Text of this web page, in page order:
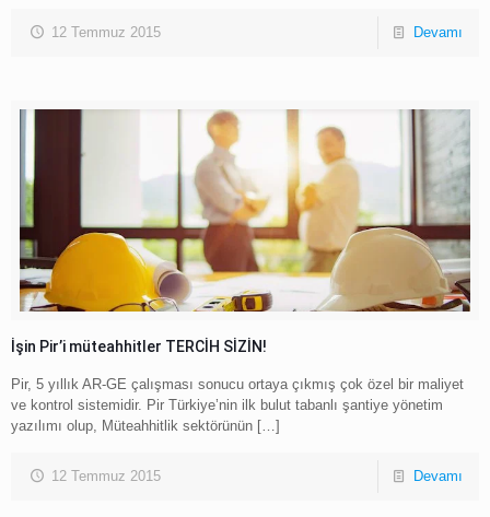
12 Temmuz 2015 Devamı
İşin Pir’i müteahhitler TERCİH SİZİN!
Pir, 5 yıllık AR-GE çalışması sonucu ortaya çıkmış çok özel bir maliyet
ve kontrol sistemidir. Pir Türkiye’nin ilk bulut tabanlı şantiye yönetim
yazılımı olup, Müteahhitlik sektörünün […]
12 Temmuz 2015 Devamı